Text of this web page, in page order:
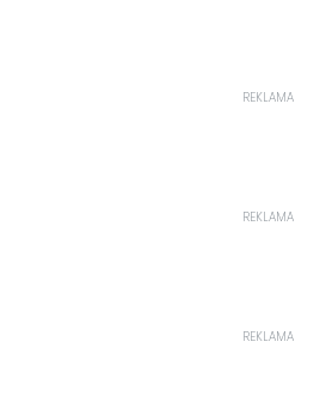
REKLAMA
REKLAMA
REKLAMA